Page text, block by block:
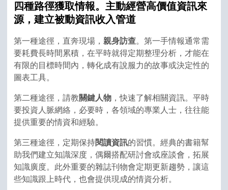
四種路徑獲取情報。主動經營高價值資訊來
源，建立被動資訊收入管道
第一種途徑，直奔現場， 親身訪查。第一手情報通常需
要耗費長時間累積，在平時就得定期整理分析，才能在
有限的目標時間內，轉化成有說服力的故事或決定性的
圖表工具。
第二種途徑，請教關鍵人物 ，快速了解相關資訊。平時
要投資人脈網絡，必要時，各領域的專業人士，往往能
提供重要的情資和經驗。
第三種途徑，定期保持閱讀資訊的習慣。經典的書籍幫
助我們建立知識深度，偶爾搭配研討會或座談會，拓展
知識廣度。此外重要的雜誌刊物會定期更新趨勢，讓這
些知識跟上時代，也會提供現成的情資分析。